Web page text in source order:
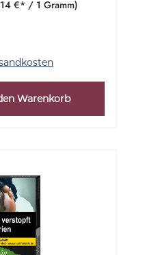
€* / 1 Gramm)
Warenkorb